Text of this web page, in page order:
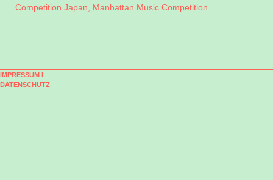
Competition Japan, Manhattan Music Competition.
IMPRESSUM I
DATENSCHUTZ